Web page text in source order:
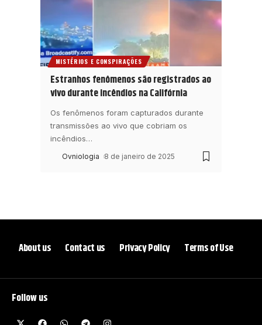
MISTÉRIOS E CONSPIRAÇÕES
Estranhos fenômenos são registrados ao
vivo durante incêndios na Califórnia
Os fenômenos foram capturados durante
transmissões ao vivo que cobriam os
incêndios…
Ovniologia 8 de janeiro de 2025
Follow us
About us Contact us Privacy Policy Terms of Use